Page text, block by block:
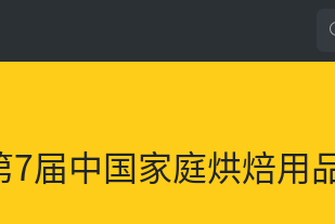
届中国家庭烘焙用